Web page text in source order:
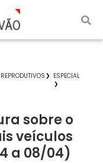
ESPECIAL
sobre o
veículos
a 08/04)